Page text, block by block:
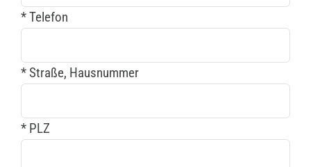
* Telefon
* Straße, Hausnummer
* PLZ